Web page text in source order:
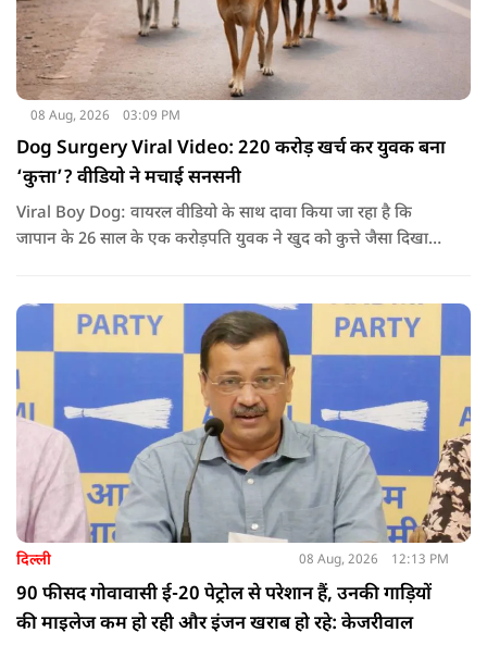
08 Aug, 2026 03:09 PM
Dog Surgery Viral Video: 220 करोड़ खर्च कर युवक बना
‘कुत्ता’? वीडियो ने मचाई सनसनी
Viral Boy Dog: वायरल वीडियो के साथ दावा किया जा रहा है कि
जापान के 26 साल के एक करोड़पति युवक ने खुद को कुत्ते जैसा दिखाने
करवाईं और अब वह कुत्ते की तरह दिखने, चलने और रहने की कोशिश
करता है.
दिल्ली 08 Aug, 2026 12:13 PM
90 फीसद गोवावासी ई-20 पेट्रोल से परेशान हैं, उनकी गाड़ियों
की माइलेज कम हो रही और इंजन खराब हो रहे: केजरीवाल